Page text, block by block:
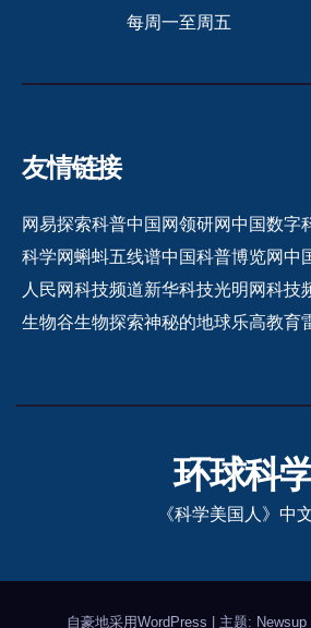
每周一至周五
友情链接
网易探索科普中国网领研网中国数字
科学网蝌蚪五线谱中国科普博览网中
人民网科技频道新华科技光明网科技
生物谷生物探索神秘的地球乐高教育
环球科
《科学美国人》中
自豪地采用WordPress 主题: Newsup